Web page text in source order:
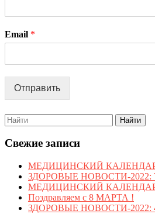
по
1
Email *
Отправить
Search
for:
Свежие записи
МЕДИЦИНСКИЙ КАЛЕНДАРЬ-
ЗДОРОВЫЕ НОВОСТИ-2022:
МЕДИЦИНСКИЙ
Поздравляем с 8 МАРТА !
ЗДОРОВЫЕ НОВОСТИ-2022: 4-